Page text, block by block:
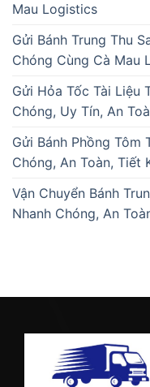
Mau Logistics
Gửi Bánh Trung Thu
Chóng Cùng Cà Mau
Gửi Hỏa Tốc Tài Liệu
Chóng, Uy Tín, An
Gửi Bánh Phồng Tôm
Chóng, An Toàn, Tiết
Vận Chuyển Bánh
Nhanh Chóng, An